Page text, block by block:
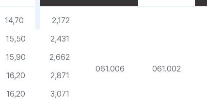
14,70 2,172
061.006 061.002
15,50
2,431
15,90
2,662
16,20
2,871
16,20
3,071